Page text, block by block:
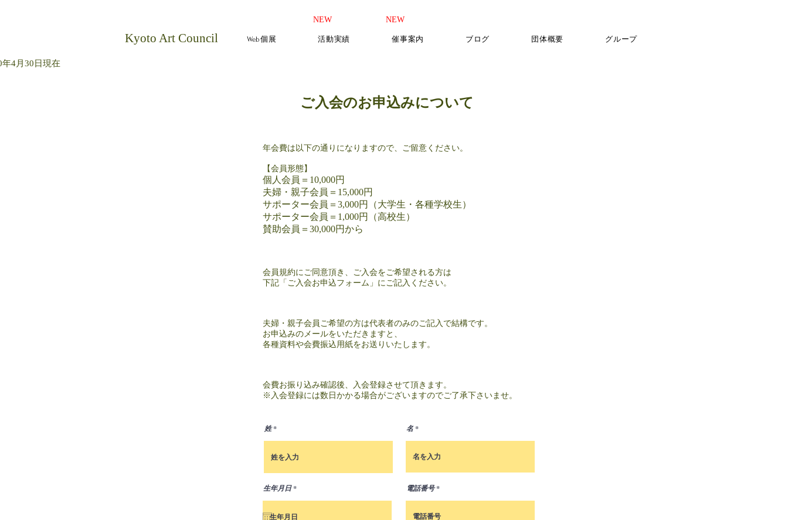
​NEW ​NEW
​Kyoto Art Council Web個展 活動実績 催事案内 ブログ 団体概要 グループ
年4月30日現在
ご入会のお申込みについて
年会費は以下の通りになりますので、ご留意ください。
​【会員形態】
個人会員＝10,000円
夫婦・親子会員＝15,000円
サポーター会員＝3,000円（大学生・各種学校生）
サポーター会員＝1,000円（高校生）
賛助会員＝30,000円から
会員規約にご同意頂き、ご入会をご希望される方は
下記「ご入会お申込フォーム」にご記入ください。
夫婦・親子会員ご希望の方は代表者のみのご記入で結構です。
お申込みのメールをいただきますと、
各種資料や会費振込用紙をお送りいたします。
会費お振り込み確認後、入会登録させて頂きます。
※入会登録には数日かかる場合がございますのでご了承下さいませ。
姓 名
生年月日 *r
q
i
電話番号